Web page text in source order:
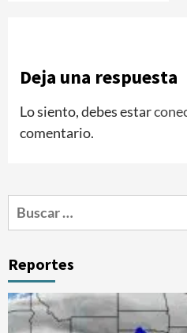
Deja una respuesta
Lo siento, debes estar
comentario.
Buscar:
Reportes